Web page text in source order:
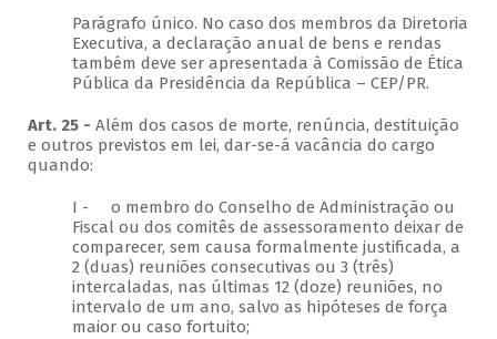
Parágrafo único. No caso dos membros da Diretoria
Executiva, a declaração anual de bens e rendas
também deve ser apresentada à Comissão de Ética
Pública da Presidência da República – CEP/PR.
Art. 25 - Além dos casos de morte, renúncia, destituição
e outros previstos em lei, dar-se-á vacância do cargo
quando:
I - o membro do Conselho de Administração ou
Fiscal ou dos comitês de assessoramento deixar de
comparecer, sem causa formalmente justificada, a
2 (duas) reuniões consecutivas ou 3 (três)
intercaladas, nas últimas 12 (doze) reuniões, no
intervalo de um ano, salvo as hipóteses de força
maior ou caso fortuito;